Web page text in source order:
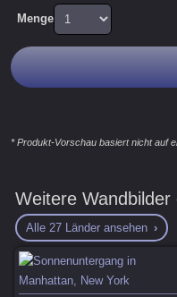
Menge
* Produkt-Vorschau basiert nicht auf
Weitere Wandbilder
Alle 27 Länder ansehen